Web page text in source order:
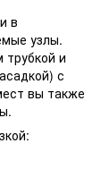
в
узлы.
трубкой и
с
вы также